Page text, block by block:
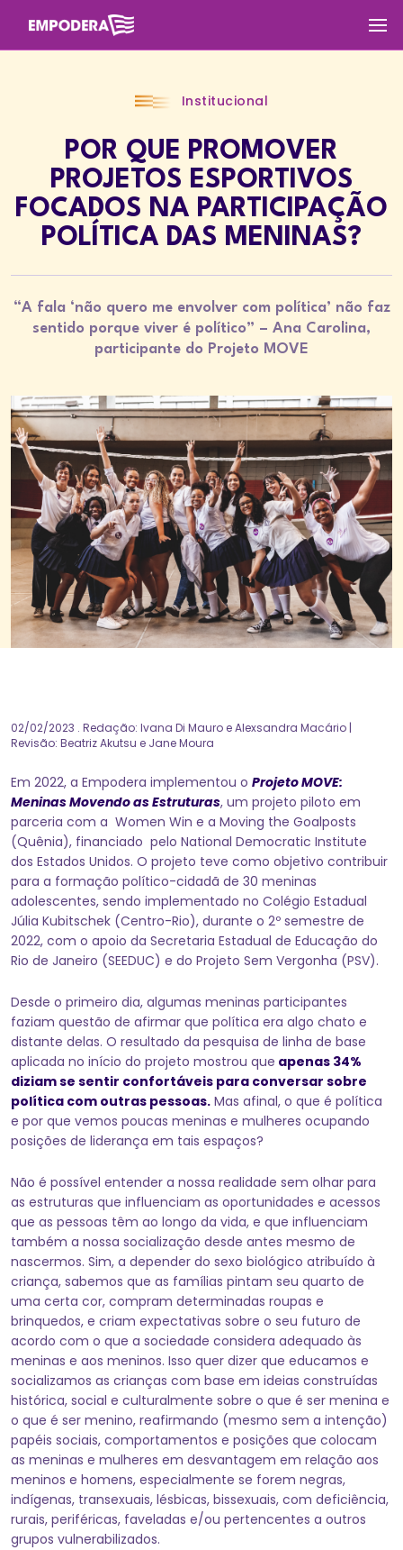
Institucional
POR QUE PROMOVER
PROJETOS ESPORTIVOS
FOCADOS NA PARTICIPAÇÃO
POLÍTICA DAS MENINAS?
“A fala ‘não quero me envolver com política’ não faz
sentido porque viver é político” – Ana Carolina,
participante do Projeto MOVE
02/02/2023 . Redação: Ivana Di Mauro e Alexsandra Macário |
Revisão: Beatriz Akutsu e Jane Moura
Em 2022, a Empodera implementou o Projeto MOVE:
Meninas Movendo as Estruturas, um projeto piloto em
parceria com a Women Win e a Moving the Goalposts
(Quênia), financiado pelo National Democratic Institute
dos Estados Unidos. O projeto teve como objetivo contribuir
para a formação político-cidadã de 30 meninas
adolescentes, sendo implementado no Colégio Estadual
Júlia Kubitschek (Centro-Rio), durante o 2º semestre de
2022, com o apoio da Secretaria Estadual de Educação do
Rio de Janeiro (SEEDUC) e do Projeto Sem Vergonha (PSV).
Desde o primeiro dia, algumas meninas participantes
faziam questão de afirmar que política era algo chato e
distante delas. O resultado da pesquisa de linha de base
aplicada no início do projeto mostrou que apenas 34%
diziam se sentir confortáveis para conversar sobre
política com outras pessoas. Mas afinal, o que é política
e por que vemos poucas meninas e mulheres ocupando
posições de liderança em tais espaços?
Não é possível entender a nossa realidade sem olhar para
as estruturas que influenciam as oportunidades e acessos
que as pessoas têm ao longo da vida, e que influenciam
também a nossa socialização desde antes mesmo de
nascermos. Sim, a depender do sexo biológico atribuído à
criança, sabemos que as famílias pintam seu quarto de
uma certa cor, compram determinadas roupas e
brinquedos, e criam expectativas sobre o seu futuro de
acordo com o que a sociedade considera adequado às
meninas e aos meninos. Isso quer dizer que educamos e
socializamos as crianças com base em ideias construídas
histórica, social e culturalmente sobre o que é ser menina e
o que é ser menino, reafirmando (mesmo sem a intenção)
papéis sociais, comportamentos e posições que colocam
as meninas e mulheres em desvantagem em relação aos
meninos e homens, especialmente se forem negras,
indígenas, transexuais, lésbicas, bissexuais, com deficiência,
rurais, periféricas, faveladas e/ou pertencentes a outros
grupos vulnerabilizados.